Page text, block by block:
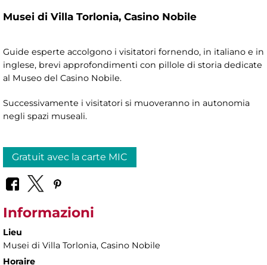
Musei di Villa Torlonia, Casino Nobile
Guide esperte accolgono i visitatori fornendo, in italiano e in
inglese, brevi approfondimenti con pillole di storia dedicate
al Museo del Casino Nobile.
Successivamente i visitatori si muoveranno in autonomia
negli spazi museali.
Gratuit avec la carte MIC
Informazioni
Lieu
Musei di Villa Torlonia, Casino Nobile
Horaire